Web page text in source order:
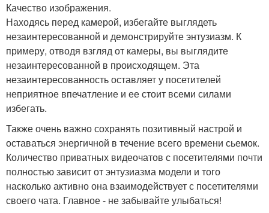
Качество изображения.
Находясь перед камерой, избегайте выглядеть
незаинтересованной и демонстрируйте энтузиазм. К
примеру, отводя взгляд от камеры, вы выглядите
незаинтересованной в происходящем. Эта
незаинтересованность оставляет у посетителей
неприятное впечатление и ее стоит всеми силами
избегать.
Также очень важно сохранять позитивный настрой и
оставаться энергичной в течение всего времени сьемок.
Количество приватных видеочатов с посетителями почти
полностью зависит от энтузиазма модели и того
насколько активно она взаимодействует с посетителями
своего чата. Главное - не забывайте улыбаться!